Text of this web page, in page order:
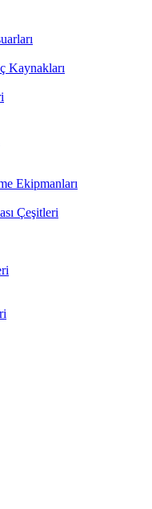
Kaynakları
Ekipmanları
Çeşitleri